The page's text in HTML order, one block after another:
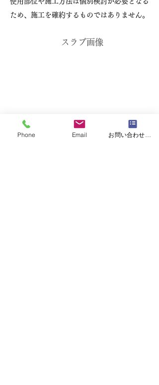
ため、施工を確約するものではありません。
スラブ画像
Phone Email